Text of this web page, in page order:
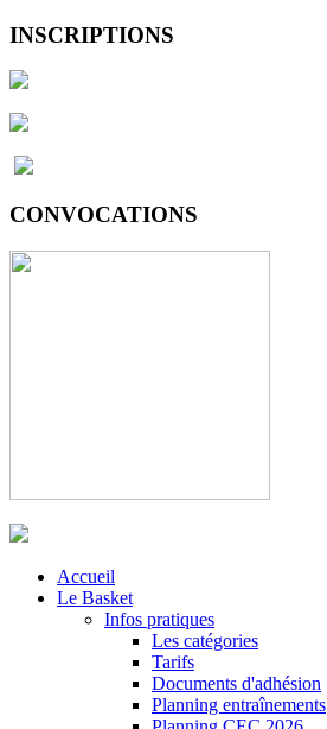
INSCRIPTIONS
CONVOCATIONS
Accueil
Le Basket
Infos pratiques
Les catégories
Tarifs
Documents d'adhésion
Planning entraînements